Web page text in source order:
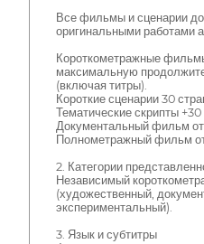
Все фильмы и сценарии
оригинальными работами
Короткометражные
максимальную
(включая титры).
Короткие сценарии 30
Тематические скрипты +30
Документальный фильм
Полнометражный фильм
2. Категории
Независимый
(художественный,
экспериментальный).
3. Язык и субтитры